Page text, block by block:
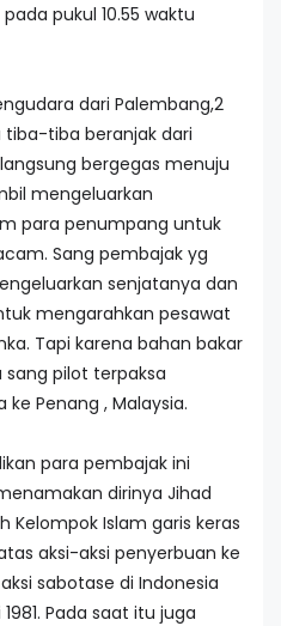
pukul 10.55 waktu
dari Palembang,2
tiba beranjak dari
bergegas menuju
mengeluarkan
para penumpang untuk
Sang pembajak yg
senjatanya dan
mengarahkan pesawat
Tapi karena bahan bakar
pilot terpaksa
Penang , Malaysia.
para pembajak ini
dirinya Jihad
Kelompok Islam garis keras
aksi-aksi penyerbuan ke
sabotase di Indonesia
Pada saat itu juga